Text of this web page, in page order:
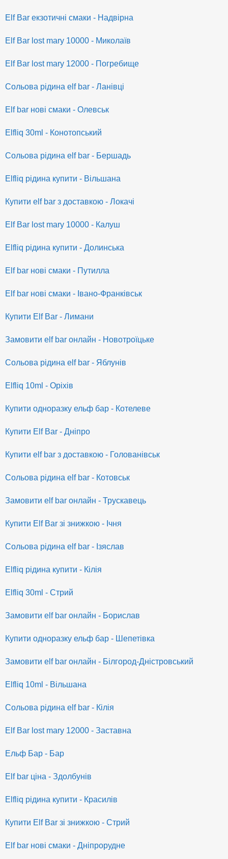
Elf Bar екзотичні смаки - Надвірна
Elf Bar lost mary 10000 - Миколаїв
Elf Bar lost mary 12000 - Погребище
Сольова рідина elf bar - Ланівці
Elf bar нові смаки - Олевськ
Elfliq 30ml - Конотопський
Сольова рідина elf bar - Бершадь
Elfliq рідина купити - Вільшана
Купити elf bar з доставкою - Локачі
Elf Bar lost mary 10000 - Калуш
Elfliq рідина купити - Долинська
Elf bar нові смаки - Путилла
Elf bar нові смаки - Івано-Франківськ
Купити Elf Bar - Лимани
Замовити elf bar онлайн - Новотроїцьке
Сольова рідина elf bar - Яблунів
Elfliq 10ml - Оріхів
Купити одноразку ельф бар - Котелеве
Купити Elf Bar - Дніпро
Купити elf bar з доставкою - Голованівськ
Сольова рідина elf bar - Котовськ
Замовити elf bar онлайн - Трускавець
Купити Elf Bar зі знижкою - Ічня
Сольова рідина elf bar - Ізяслав
Elfliq рідина купити - Кілія
Elfliq 30ml - Стрий
Замовити elf bar онлайн - Борислав
Купити одноразку ельф бар - Шепетівка
Замовити elf bar онлайн - Білгород-Дністровський
Elfliq 10ml - Вільшана
Сольова рідина elf bar - Кілія
Elf Bar lost mary 12000 - Заставна
Ельф Бар - Бар
Elf bar ціна - Здолбунів
Elfliq рідина купити - Красилів
Купити Elf Bar зі знижкою - Стрий
Elf bar нові смаки - Дніпрорудне